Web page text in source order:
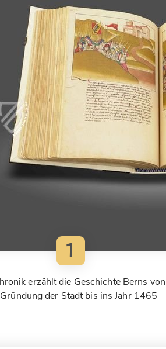
1
erzählt die Geschichte Berns von
der Stadt bis ins Jahr 1465